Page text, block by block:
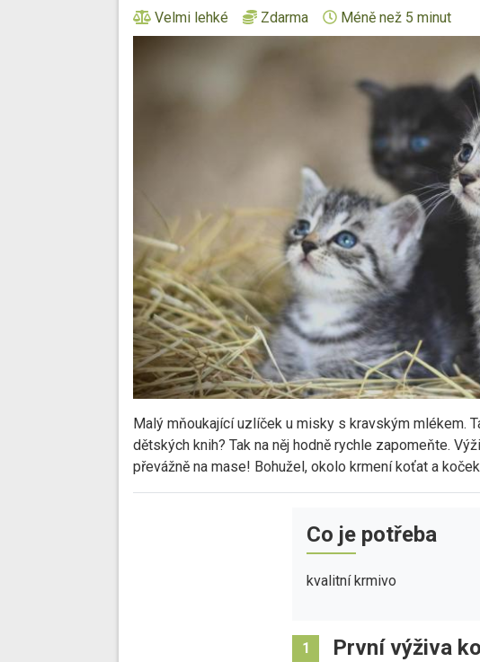
Velmi lehké Zdarma Méně než 5 minut
Malý mňoukající uzlíček u misky s kravským mlékem.
dětských knih? Tak na něj hodně rychle zapomeňte.
převážně na mase! Bohužel, okolo krmení koťat a
Co je potřeba
kvalitní krmivo
1 První výživa